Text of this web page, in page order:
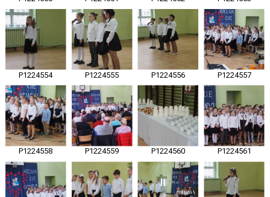
P1224554 P1224555 P1224556 P1224557
P1224558 P1224559 P1224560 P1224561